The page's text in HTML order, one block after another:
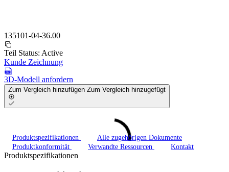
135101-04-36.00
Teil Status: Active
Kunde Zeichnung
3D-Modell anfordern
Zum Vergleich hinzufügen Zum Vergleich hinzugefügt
Produktspezifikationen
Alle zugehörigen Dokumente
Produktkonformität
Verwandte Ressourcen Kontakt
Produktspezifikationen